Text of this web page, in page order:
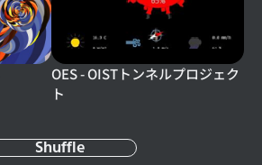
OES - OISTトンネルプロジェク
ト
Shuffle